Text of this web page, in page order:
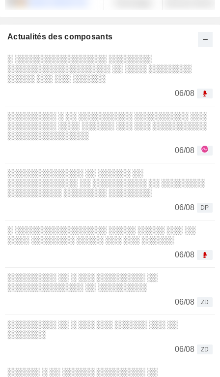
Actualités des composants
░ ░░░░░░░░░░░░░░░░░ ░░░░░░░░
░░░░░░░░░░░░░░░░░░░ ░░ ░░░░ ░░░░░░░░
░░░░░ ░░░ ░░░ ░░░░░░
06/08
░░░░░░░░░ ░ ░░ ░░░░░░░░░░ ░░░░░░░░░░ ░░░
░░░░░░░░░ ░░░░ ░░░░░░ ░░░ ░░░ ░░░░░░░░░░
░░░░░░░░░░░░░░░
06/08
░░░░░░░░░░░░░░ ░░ ░░░░░░ ░░
░░░░░░░░░░░░░ ░░ ░░░░░░░░░░ ░░ ░░░░░░░░
░░░░░░░░░░ ░░░░░░░░ ░░░░░░░░
06/08
DP
░ ░░░░░░░░░░░░░░░░░ ░░░░░ ░░░░░ ░░░ ░░
░░░░ ░░░░░░░░ ░░░░░ ░░░ ░░░ ░░░░░░
06/08
░░░░░░░░░ ░░ ░ ░░░ ░░░░░░░░░ ░░
░░░░░░░░░░░░░░ ░░ ░░░░░░░░░
06/08
ZD
░░░░░░░░░ ░░ ░ ░░░ ░░░ ░░░░░░ ░░░ ░░
░░░░░░░
06/08
ZD
░░░░░░ ░ ░░ ░░░░░░ ░░░░░░░░░ ░░